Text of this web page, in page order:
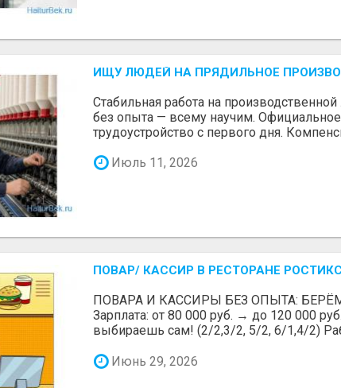
ИЩУ ЛЮДЕЙ НА ПРЯДИЛЬНОЕ
Стабильная работа на
без опыта — всему научим. Официальное
трудоустройство с первого дня.
Июль 11, 2026
ПОВАР/ КАССИР В РЕСТОРАНЕ
ПОВАРА И КАССИРЫ БЕЗ ОПЫТА:
Зарплата: от 80 000 руб. → до 120 000
выбираешь сам! (2/2,3/2, 5/2, 6/1,4/2)
Июнь 29, 2026